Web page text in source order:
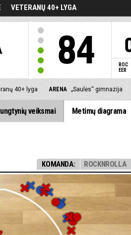
VETERANŲ 40+ LYGA
84 ROC
EER
40+ lyga ARENA „Saulės“ gimnazija
veiksmai Metimų diagrama
KOMANDA: ROCKNROLLA